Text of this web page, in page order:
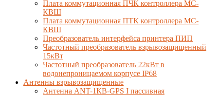
Плата коммутационная ПЧК контроллера МС-
КВШ
Плата коммутационная ПТК контроллера МС-
КВШ
Преобразователь интерфейса принтера ПИП
Частотный преобразователь взрывозащищенный
15кВт
Частотный преобразователь 22кВт в
водонепроницаемом корпусе IP68
Антенны взрывозащищенные
Антенна ANT-1КВ-GPS I пассивная